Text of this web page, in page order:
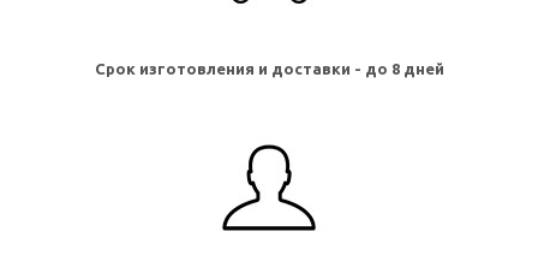
Срок изготовления и доставки - до 8 дней